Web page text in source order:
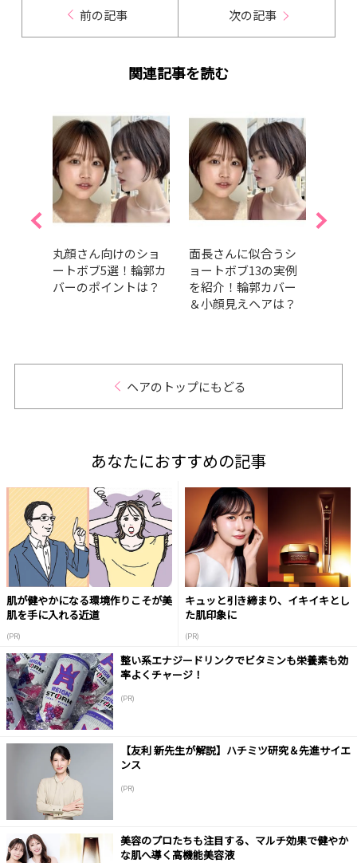
前の記事 次の記事
関連記事を読む
丸顔さん向けのショ
ートボブ5選！輪郭カ
バーのポイントは？
面長さんに似合うシ
ョートボブ13の実例
を紹介！輪郭カバー
＆小顔見えヘアは？
ヘアのトップにもどる
あなたにおすすめの記事
肌が健やかになる環境作りこそが美
肌を手に入れる近道
(PR)
キュッと引き締まり、イキイキとし
た肌印象に
(PR)
整い系エナジードリンクでビタミンも栄養素も効
率よくチャージ！
(PR)
【友利 新先生が解説】ハチミツ研究＆先進サイエ
ンス
(PR)
美容のプロたちも注目する、マルチ効果で健やか
な肌へ導く高機能美容液